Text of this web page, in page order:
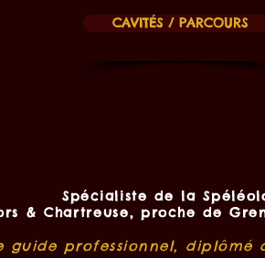
CAVITÉS / PARCOURS
Spécialiste de la
& Chartreuse, proche de
guide professionnel, diplômé